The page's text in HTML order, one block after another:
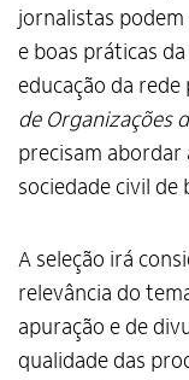
jornalistas
e boas práticas
educação da
de Organizações
precisam abordar
sociedade civil de
A seleção irá
relevância do
apuração e de
qualidade das